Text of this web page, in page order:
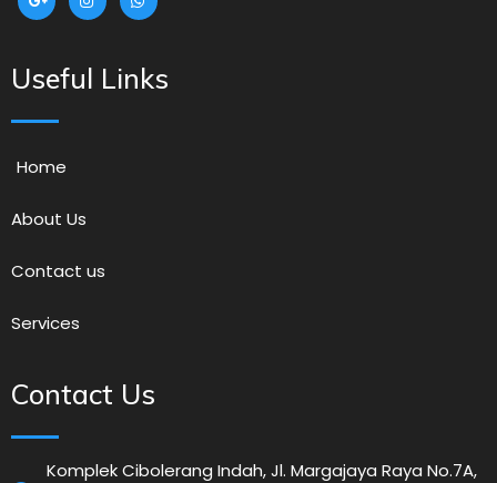
Useful Links
Home
About Us
Contact us
Services
Contact Us
Komplek Cibolerang Indah, Jl. Margajaya Raya No.7A,